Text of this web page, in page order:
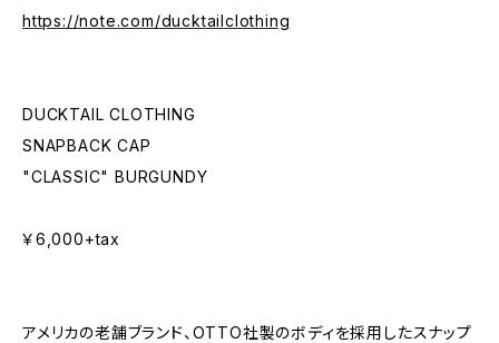
https://note.com/ducktailclothing
DUCKTAIL CLOTHING
SNAPBACK CAP
"CLASSIC" BURGUNDY
￥6,000+tax
アメリカの老舗ブランド、OTTO社製のボディを採用したスナップ